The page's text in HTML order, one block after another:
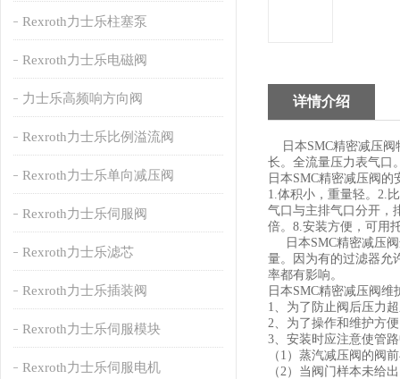
Rexroth力士乐柱塞泵
Rexroth力士乐电磁阀
力士乐高频响方向阀
Rexroth力士乐比例溢流阀
Rexroth力士乐单向减压阀
Rexroth力士乐伺服阀
Rexroth力士乐滤芯
Rexroth力士乐插装阀
Rexroth力士乐伺服模块
Rexroth力士乐伺服电机
详情介绍
日本SMC精密减压阀
长。全流量压力表气口
日本SMC精密减压阀的
1.体积小，重量轻。2.
气口与主排气口分开，
倍。8.安装方便，可用
日本SMC精密减压阀
量。因为有的过滤器允
率都有影响。
日本SMC精密减压阀维
1、为了防止阀后压力
2、为了操作和维护方
3、安装时应注意使管
（1）蒸汽减压阀的阀
（2）当阀门样本未给